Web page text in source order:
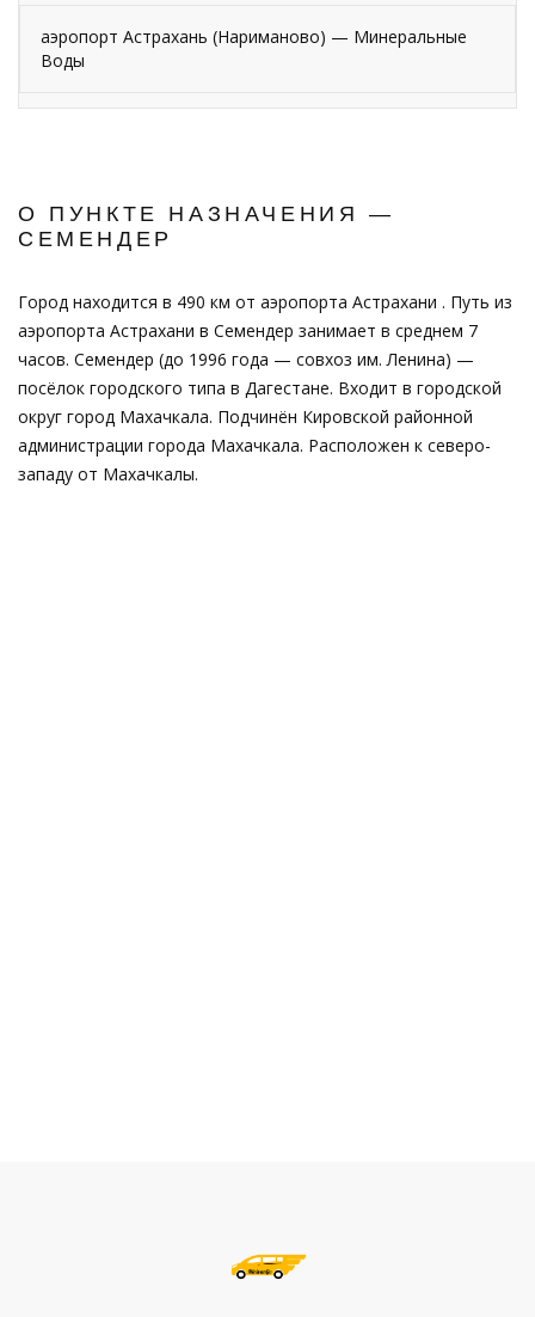
аэропорт Астрахань (Нариманово) — Минеральные
Воды
О ПУНКТЕ НАЗНАЧЕНИЯ —
СЕМЕНДЕР
Город находится в 490 км от аэропорта Астрахани . Путь из
аэропорта Астрахани в Семендер занимает в среднем 7
часов. Семендер (до 1996 года — совхоз им. Ленина) —
посёлок городского типа в Дагестане. Входит в городской
округ город Махачкала. Подчинён Кировской районной
администрации города Махачкала. Расположен к северо-
западу от Махачкалы.